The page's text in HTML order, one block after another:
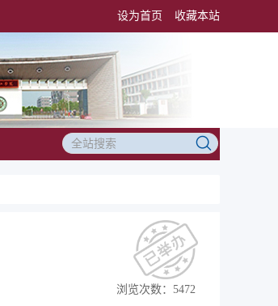
设为首页 收藏本站
浏览次数：5472